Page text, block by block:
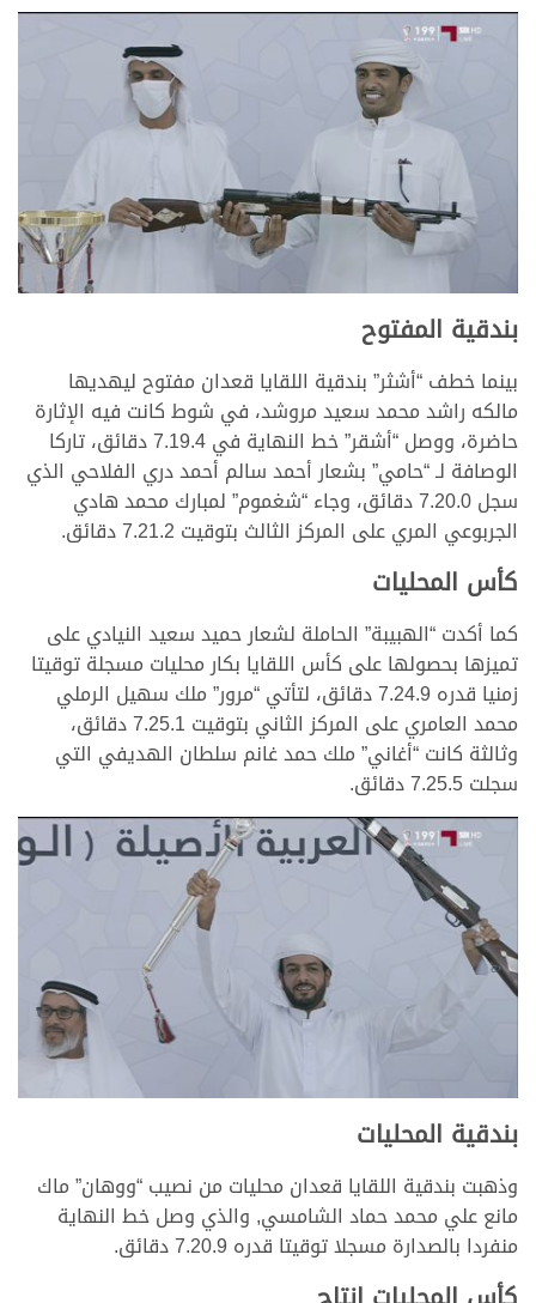
بندقية المفتوح
بينما خطف “أشثر” بندقية اللقايا قعدان مفتوح ليهديها
مالكه راشد محمد سعيد مروشد، في شوط كانت فيه الإثارة
حاضرة، ووصل “أشقر” خط النهاية في 7.19.4 دقائق، تاركا
الوصافة لـ “حامي” بشعار أحمد سالم أحمد دري الفلاحي الذي
سجل 7.20.0 دقائق، وجاء “شغموم” لمبارك محمد هادي
الجربوعي المري على المركز الثالث بتوقيت 7.21.2 دقائق.
كأس المحليات
كما أكدت “الهبيبة” الحاملة لشعار حميد سعيد النيادي على
تميزها بحصولها على كأس اللقايا بكار محليات مسجلة توقيتا
زمنيا قدره 7.24.9 دقائق، لتأتي “مرور” ملك سهيل الرملي
محمد العامري على المركز الثاني بتوقيت 7.25.1 دقائق،
وثالثة كانت “أغاني” ملك حمد غانم سلطان الهديفي التي
سجلت 7.25.5 دقائق.
بندقية المحليات
وذهبت بندقية اللقايا قعدان محليات من نصيب “ووهان” ماك
مانع علي محمد حماد الشامسي, والذي وصل خط النهاية
منفردا بالصدارة مسجلا توقيتا قدره 7.20.9 دقائق.